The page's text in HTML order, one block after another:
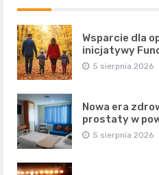
Wsparcie dla
inicjatywy
5 sierpnia 2026
Nowa era
prostaty w
5 sierpnia 2026